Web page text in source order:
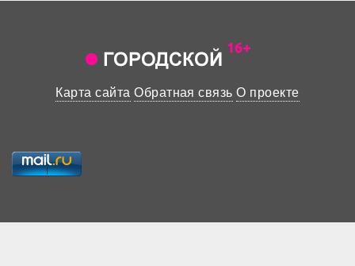
Карта сайта Обратная связь О проекте